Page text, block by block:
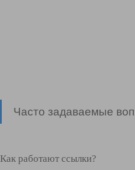
Часто задаваемые
Как работают ссылки?